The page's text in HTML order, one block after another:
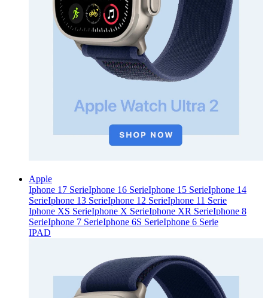
Apple
Iphone 17 SerieIphone 16 SerieIphone 15 SerieIphone 14
SerieIphone 13 SerieIphone 12 SerieIphone 11 Serie
Iphone XS SerieIphone X SerieIphone XR SerieIphone 8
SerieIphone 7 SerieIphone 6S SerieIphone 6 Serie
IPAD